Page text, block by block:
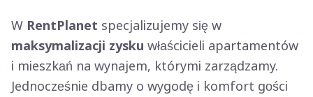
W RentPlanet specjalizujemy się w
maksymalizacji zysku właścicieli apartamentów
i mieszkań na wynajem, którymi zarządzamy.
Jednocześnie dbamy o wygodę i komfort gości